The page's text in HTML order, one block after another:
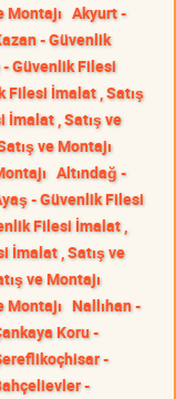
Montajı Akyurt -
- Güvenlik
- Güvenlik Filesi
Filesi İmalat , Satış
İmalat , Satış ve
ve Montajı
Altındağ -
- Güvenlik Filesi
Filesi İmalat ,
İmalat , Satış ve
ve Montajı
Montajı Nallıhan -
Koru -
-
-